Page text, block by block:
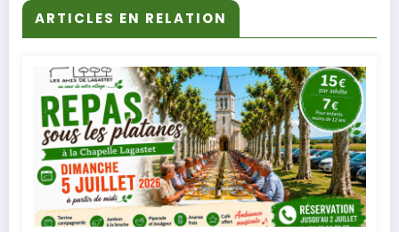
ARTICLES EN RELATION